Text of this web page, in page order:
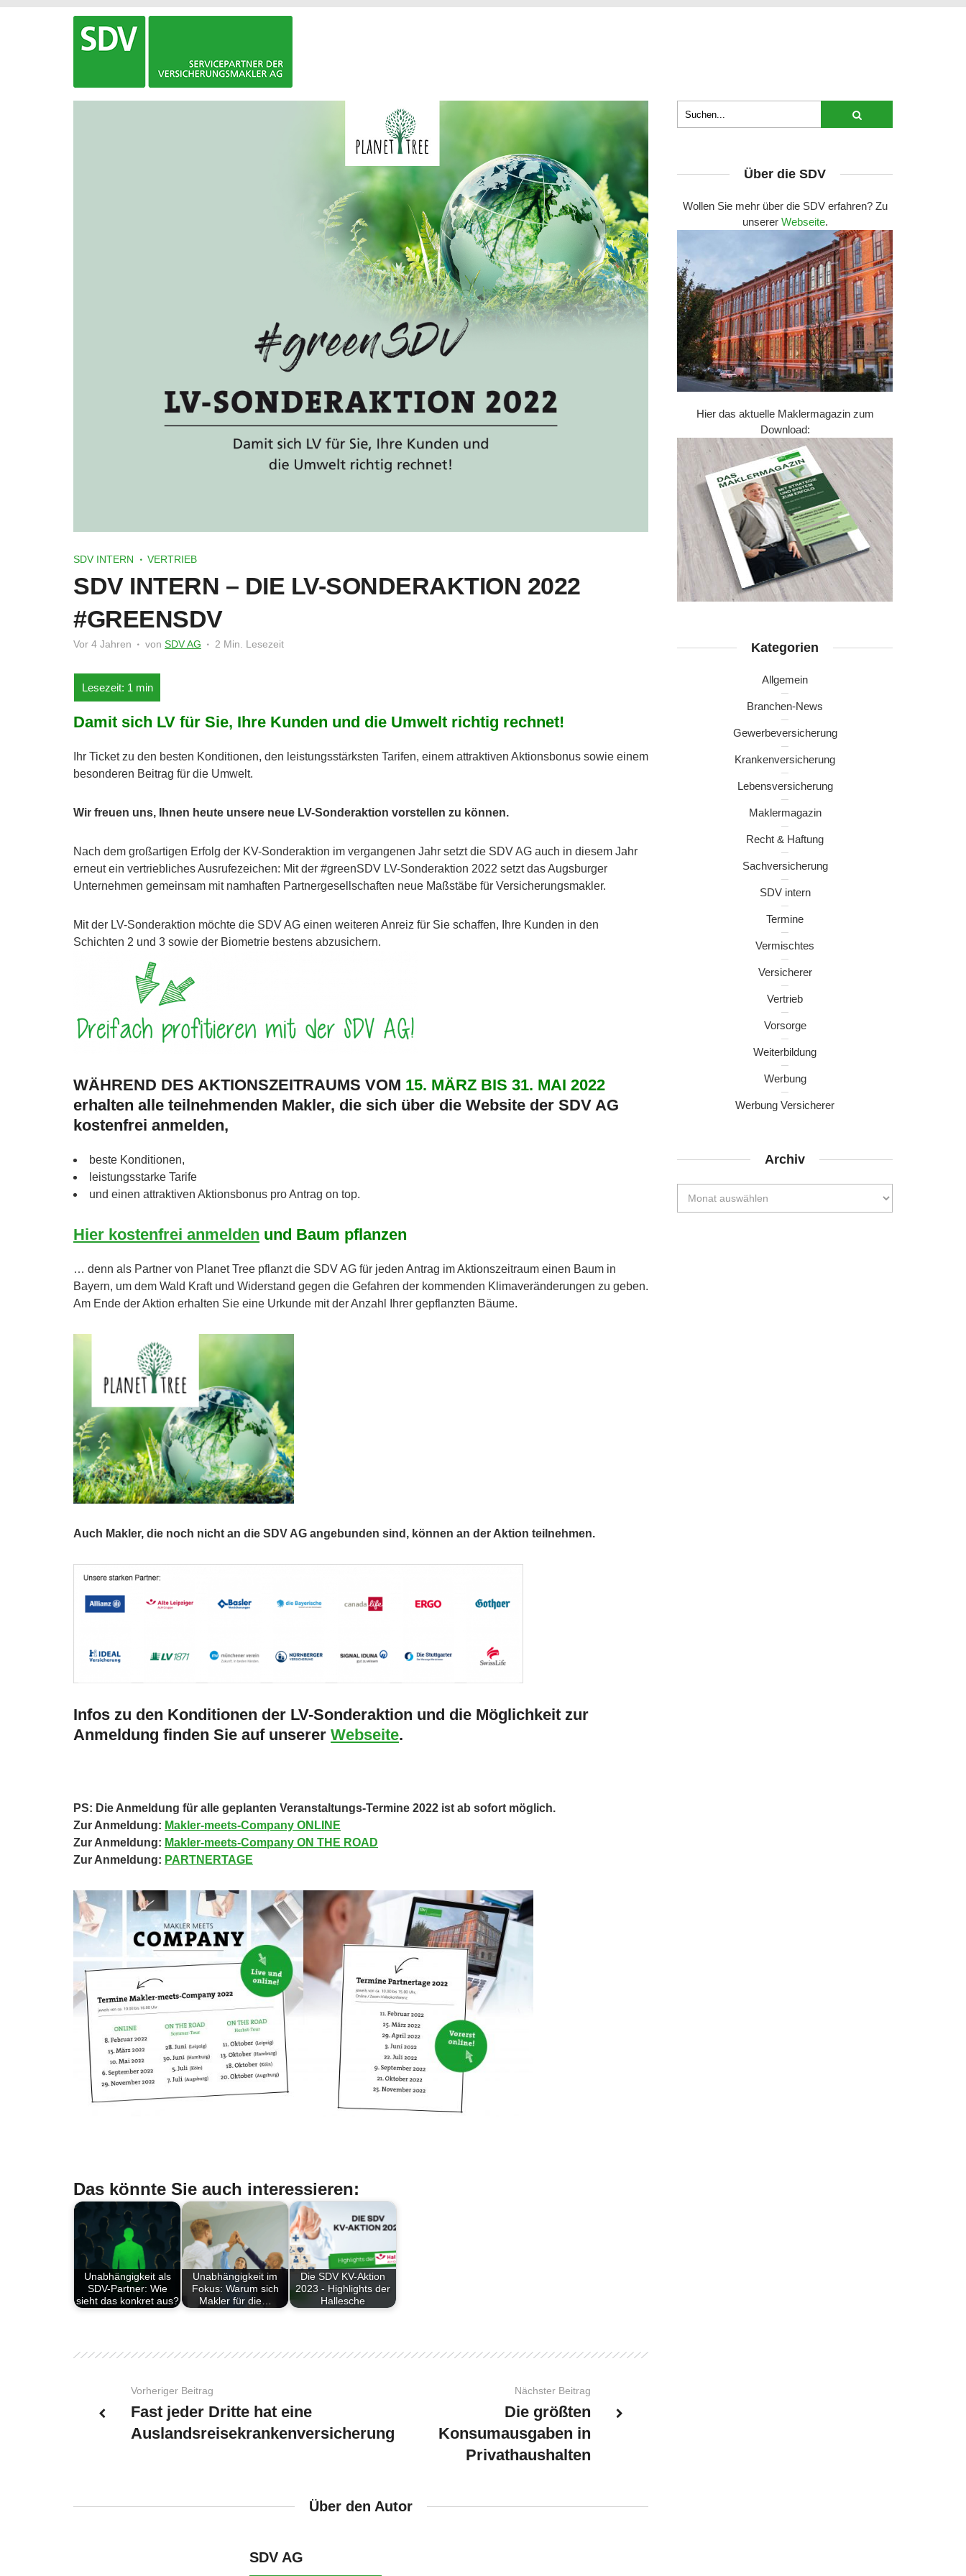
SDV INTERN VERTRIEB
SDV INTERN – DIE LV-SONDERAKTION 2022
#GREENSDV
Vor 4 Jahren von SDV AG 2 Min. Lesezeit
Damit sich LV für Sie, Ihre Kunden und die Umwelt richtig rechnet!
Ihr Ticket zu den besten Konditionen, den leistungsstärksten Tarifen, einem attraktiven Aktionsbonus sowie einem
besonderen Beitrag für die Umwelt.
Wir freuen uns, Ihnen heute unsere neue LV-Sonderaktion vorstellen zu können.
Nach dem großartigen Erfolg der KV-Sonderaktion im vergangenen Jahr setzt die SDV AG auch in diesem Jahr
erneut ein vertriebliches Ausrufezeichen: Mit der #greenSDV LV-Sonderaktion 2022 setzt das Augsburger
Unternehmen gemeinsam mit namhaften Partnergesellschaften neue Maßstäbe für Versicherungsmakler.
Mit der LV-Sonderaktion möchte die SDV AG einen weiteren Anreiz für Sie schaffen, Ihre Kunden in den
Schichten 2 und 3 sowie der Biometrie bestens abzusichern.
WÄHREND DES AKTIONSZEITRAUMS VOM 15. MÄRZ BIS 31. MAI 2022
erhalten alle teilnehmenden Makler, die sich über die Website der SDV AG
kostenfrei anmelden,
beste Konditionen,
leistungsstarke Tarife
und einen attraktiven Aktionsbonus pro Antrag on top.
Hier kostenfrei anmelden und Baum pflanzen
… denn als Partner von Planet Tree pflanzt die SDV AG für jeden Antrag im Aktionszeitraum einen Baum in
Bayern, um dem Wald Kraft und Widerstand gegen die Gefahren der kommenden Klimaveränderungen zu geben.
Am Ende der Aktion erhalten Sie eine Urkunde mit der Anzahl Ihrer gepflanzten Bäume.
Auch Makler, die noch nicht an die SDV AG angebunden sind, können an der Aktion teilnehmen.
Infos zu den Konditionen der LV-Sonderaktion und die Möglichkeit zur
Anmeldung finden Sie auf unserer Webseite.
PS: Die Anmeldung für alle geplanten Veranstaltungs-Termine 2022 ist ab sofort möglich.
Zur Anmeldung: Makler-meets-Company ONLINE
Zur Anmeldung: Makler-meets-Company ON THE ROAD
Zur Anmeldung: PARTNERTAGE
Das könnte Sie auch interessieren:
Unabhängigkeit als
SDV-Partner: Wie
sieht das konkret aus?
Unabhängigkeit im
Fokus: Warum sich
Makler für die…
Die SDV KV-Aktion
2023 - Highlights der
Hallesche
Vorheriger Beitrag
Fast jeder Dritte hat eine
Auslandsreisekrankenversicherung
Nächster Beitrag
Die größten
Konsumausgaben in
Privathaushalten
Über den Autor
SDV AG
Über die SDV
Wollen Sie mehr über die SDV erfahren? Zu
unserer Webseite.
Hier das aktuelle Maklermagazin zum
Download:
Kategorien
Allgemein
Branchen-News
Gewerbeversicherung
Krankenversicherung
Lebensversicherung
Maklermagazin
Recht & Haftung
Sachversicherung
SDV intern
Termine
Vermischtes
Versicherer
Vertrieb
Vorsorge
Weiterbildung
Werbung
Werbung Versicherer
Archiv